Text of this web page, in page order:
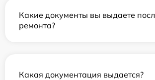
Какие документы вы выдаете
ремонта?
Какая документация выдается?